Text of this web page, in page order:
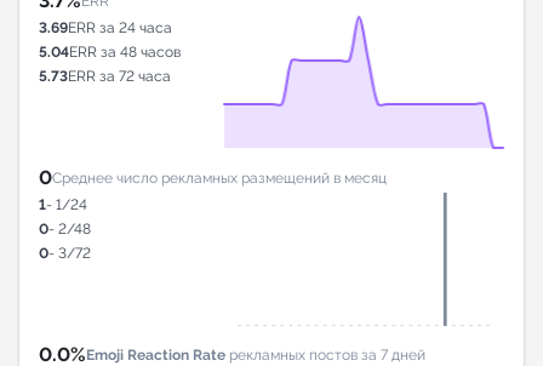
3.69ERR за 24 часа
5.04ERR за 48 часов
5.73ERR за 72 часа
0Среднее число рекламных размещений в месяц
1- 1/24
0- 2/48
0- 3/72
0.0%Emoji Reaction Rate рекламных постов за 7 дней